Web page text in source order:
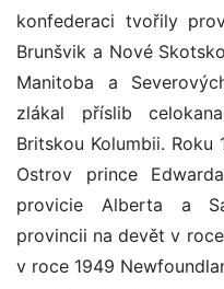
konfederaci tvořily
Brunšvik a Nové
Manitoba a
zlákal příslib
Britskou Kolumbii.
Ostrov prince
provicie Alberta a
provincii na devět v
v roce 1949